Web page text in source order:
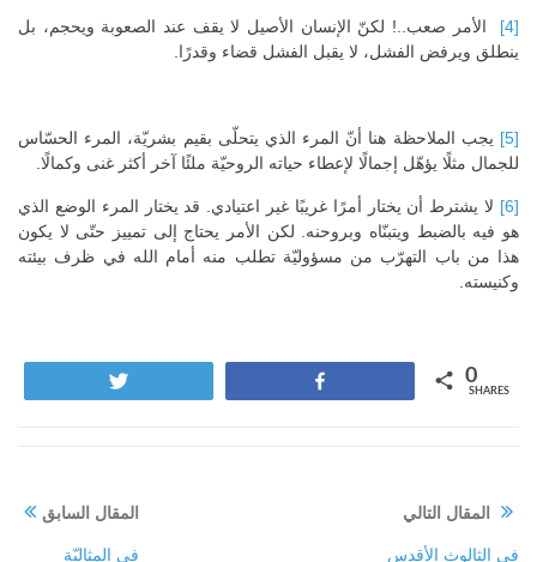
[4]
الأمر صعب..! لكنّ الإنسان الأصيل لا يقف عند الصعوبة ويحجم، بل
ينطلق ويرفض الفشل، لا يقبل الفشل قضاء وقدرًا.
[5]
يجب الملاحظة هنا أنّ المرء الذي يتحلّى بقيم بشريّة، المرء الحسّاس
للجمال مثلًا يؤهّل إجمالًا لإعطاء حياته الروحيّة ملئًا آخر أكثر غنى وكمالًا.
[6]
لا يشترط أن يختار أمرًا غريبًا غير اعتيادي. قد يختار المرء الوضع الذي
هو فيه بالضبط ويتبنّاه وبروحنه. لكن الأمر يحتاج إلى تمييز حتّى لا يكون
هذا من باب التهرّب من مسؤوليّة تطلب منه أمام الله في ظرف بيئته
وكنيسته.
0
SHARES
المقال السابق
في المثاليّة
المقال التالي
في الثالوث الأقدس